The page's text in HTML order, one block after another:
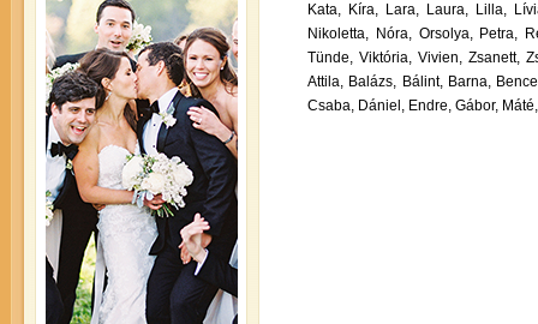
Kata, Kíra, Lara, Laura, Lilla,
Nikoletta, Nóra, Orsolya, Petra,
Tünde, Viktória, Vivien, Zsanett,
Attila, Balázs, Bálint, Barna,
Csaba, Dániel, Endre, Gábor, Máté,